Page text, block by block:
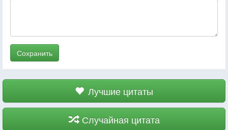
Сохранить
Лучшие цитаты
Случайная цитата